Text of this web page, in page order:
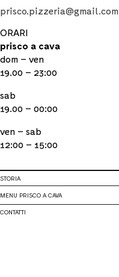
prisco.pizzeria@gmail.com
ORARI
prisco a cava
dom – ven
19.00 – 23:00
sab
19.00 – 00:00
ven – sab
12:00 – 15:00
STORIA
MENU PRISCO A CAVA
CONTATTI